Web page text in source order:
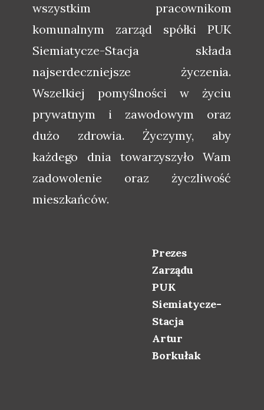
wszystkim pracownikom
komunalnym zarząd spółki PUK
Siemiatycze-Stacja składa
najserdeczniejsze życzenia.
Wszelkiej pomyślności w życiu
prywatnym i zawodowym oraz
dużo zdrowia. Życzymy, aby
każdego dnia towarzyszyło Wam
zadowolenie oraz życzliwość
mieszkańców.
Prezes
Zarządu
PUK
Siemiatycze-
Stacja
Artur
Borkułak